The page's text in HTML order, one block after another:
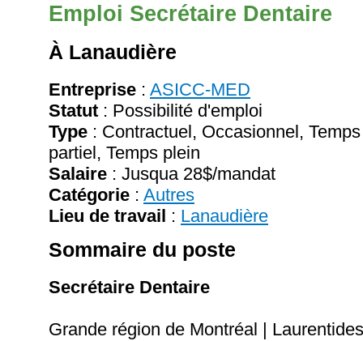
Emploi Secrétaire Dentaire
À Lanaudière
Entreprise : ASICC-MED
Statut : Possibilité d'emploi
Type : Contractuel, Occasionnel, Temps
partiel, Temps plein
Salaire : Jusqua 28$/mandat
Catégorie : Autres
Lieu de travail : Lanaudière
Sommaire du poste
Secrétaire Dentaire
Grande région de Montréal |